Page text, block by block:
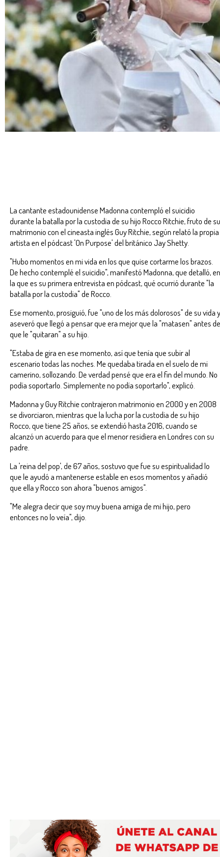
La cantante estadounidense Madonna contempló el suicidio
durante la batalla por la custodia de su hijo Rocco Ritchie, fruto de su
matrimonio con el cineasta inglés Guy Ritchie, según relató la propia
artista en el pódcast 'On Purpose' del británico Jay Shetty.
"Hubo momentos en mi vida en los que quise cortarme los brazos.
De hecho contemplé el suicidio", manifestó Madonna, que detalló, en
la que es su primera entrevista en pódcast, qué ocurrió durante "la
batalla por la custodia" de Rocco.
Ese momento, prosiguió, fue "uno de los más dolorosos" de su vida y
aseveró que llegó a pensar que era mejor que la "matasen" antes de
que le "quitaran" a su hijo.
"Estaba de gira en ese momento, así que tenía que subir al
escenario todas las noches. Me quedaba tirada en el suelo de mi
camerino, sollozando. De verdad pensé que era el fin del mundo. No
podía soportarlo. Simplemente no podía soportarlo", explicó.
Madonna y Guy Ritchie contrajeron matrimonio en 2000 y en 2008
se divorciaron, mientras que la lucha por la custodia de su hijo
Rocco, que tiene 25 años, se extendió hasta 2016, cuando se
alcanzó un acuerdo para que el menor residiera en Londres con su
padre.
La 'reina del pop', de 67 años, sostuvo que fue su espiritualidad lo
que le ayudó a mantenerse estable en esos momentos y añadió
que ella y Rocco son ahora "buenos amigos".
"Me alegra decir que soy muy buena amiga de mi hijo, pero
entonces no lo veía", dijo.